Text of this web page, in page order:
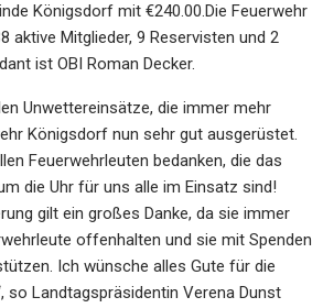
Königsdorf mit €240.00.Die Feuerwehr
aktive Mitglieder, 9 Reservisten und 2
ist OBI Roman Decker.
Unwettereinsätze, die immer mehr
Königsdorf nun sehr gut ausgerüstet.
Feuerwehrleuten bedanken, die das
die Uhr für uns alle im Einsatz sind!
gilt ein großes Danke, da sie immer
offenhalten und sie mit Spenden
Ich wünsche alles Gute für die
so Landtagspräsidentin Verena Dunst